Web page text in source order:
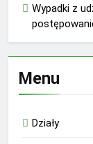
Wypadki z
Menu
Działy